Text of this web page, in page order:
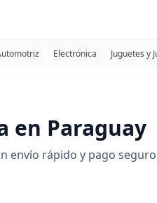
Electrónica Juguetes y
en Paraguay
envío rápido y pago